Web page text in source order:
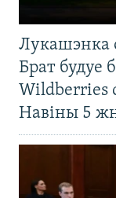
Лукашэнка
Брат будуе
Wildberries
Навіны 5